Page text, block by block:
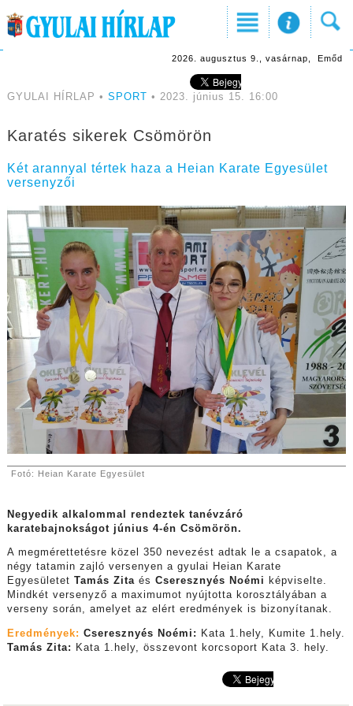
2026. augusztus 9., vasárnap, Emőd
GYULAI HÍRLAP • SPORT • 2023. június 15. 16:00
Karatés sikerek Csömörön
Két arannyal tértek haza a Heian Karate Egyesület
versenyzői
Fotó: Heian Karate Egyesület
Negyedik alkalommal rendeztek tanévzáró
karatebajnokságot június 4-én Csömörön.
A megmérettetésre közel 350 nevezést adtak le a csapatok, a
négy tatamin zajló versenyen a gyulai Heian Karate
Egyesületet Tamás Zitaés Cseresznyés Noémi
képviselte.
Mindkét versenyző a maximumot nyújtotta korosztályában a
verseny során, amelyet az elért eredmények is bizonyítanak.
Eredmények: Cseresznyés Noémi :
Kata 1.hely, Kumite 1.hely.
Tamás Zita: Kata 1.hely, összevont korcsoport Kata 3. hely.